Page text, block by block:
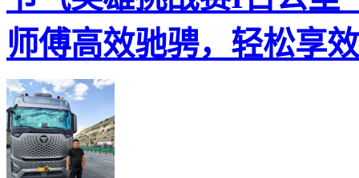
师傅高效驰骋，轻松享